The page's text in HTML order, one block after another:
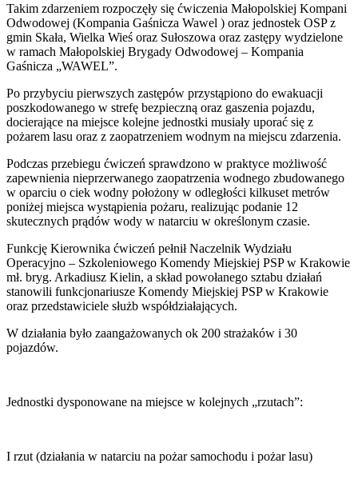
Takim zdarzeniem rozpoczęły się ćwiczenia Małopolskiej Kompani
Odwodowej (Kompania Gaśnicza Wawel ) oraz jednostek OSP z
gmin Skała, Wielka Wieś oraz Sułoszowa oraz zastępy wydzielone
w ramach Małopolskiej Brygady Odwodowej – Kompania
Gaśnicza „WAWEL”.
Po przybyciu pierwszych zastępów przystąpiono do ewakuacji
poszkodowanego w strefę bezpieczną oraz gaszenia pojazdu,
docierające na miejsce kolejne jednostki musiały uporać się z
pożarem lasu oraz z zaopatrzeniem wodnym na miejscu zdarzenia.
Podczas przebiegu ćwiczeń sprawdzono w praktyce możliwość
zapewnienia nieprzerwanego zaopatrzenia wodnego zbudowanego
w oparciu o ciek wodny położony w odległości kilkuset metrów
poniżej miejsca wystąpienia pożaru, realizując podanie 12
skutecznych prądów wody w natarciu w określonym czasie.
Funkcję Kierownika ćwiczeń pełnił Naczelnik Wydziału
Operacyjno – Szkoleniowego Komendy Miejskiej PSP w Krakowie
mł. bryg. Arkadiusz Kielin, a skład powołanego sztabu działań
stanowili funkcjonariusze Komendy Miejskiej PSP w Krakowie
oraz przedstawiciele służb współdziałających.
W działania było zaangażowanych ok 200 strażaków i 30
pojazdów.
Jednostki dysponowane na miejsce w kolejnych „rzutach”:
I rzut (działania w natarciu na pożar samochodu i pożar lasu)